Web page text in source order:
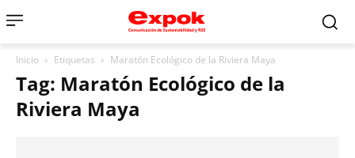
Inicio Etiquetas Maratón Ecológico de la Riviera Maya
Tag: Maratón Ecológico de la
Riviera Maya